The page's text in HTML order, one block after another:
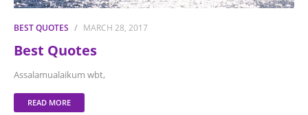
BEST QUOTES MARCH 28, 2017
Best Quotes
Assalamualaikum wbt,
READ MORE